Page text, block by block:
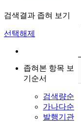
검색결과 좁혀 보기
선택해제
좁혀본 항목 보
기순서
검색량순
가나다순
발행기관